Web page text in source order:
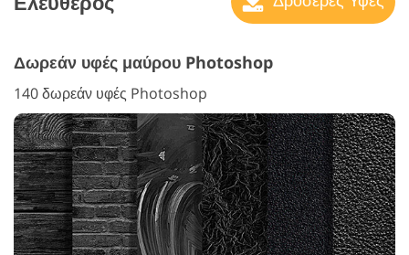
Δωρεάν υφές μαύρου Photoshop
140 δωρεάν υφές Photoshop